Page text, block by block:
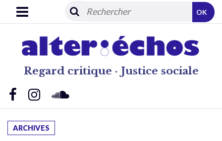
Regard critique · Justice sociale
OK
ARCHIVES